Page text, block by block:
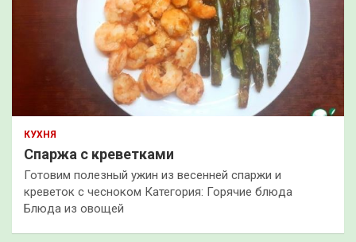
КУХНЯ
Спаржа с креветками
Готовим полезный ужин из весенней спаржи и
креветок с чесноком Категория: Горячие блюда
Блюда из овощей